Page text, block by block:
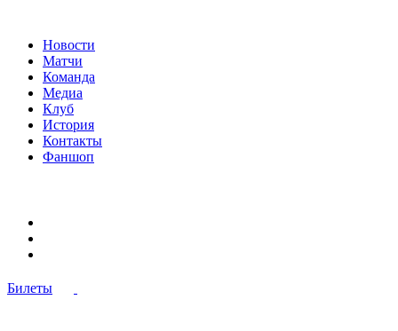
Новости
Матчи
Команда
Медиа
Клуб
История
Контакты
Фаншоп
Билеты